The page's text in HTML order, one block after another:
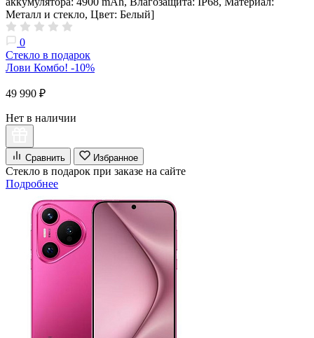
Металл и стекло, Цвет: Белый]
0
Стекло в подарок
Лови Комбо! -10%
49 990 ₽
Нет в наличии
Сравнить Избранное
Стекло в подарок при заказе на сайте
Подробнее